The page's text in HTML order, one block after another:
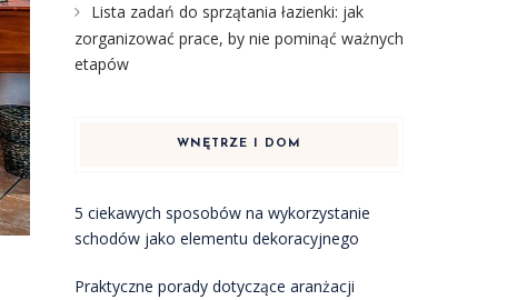
Lista zadań do sprzątania łazienki: jak
zorganizować prace, by nie pominąć ważnych
etapów
WNĘTRZE I DOM
5 ciekawych sposobów na wykorzystanie
schodów jako elementu dekoracyjnego
Praktyczne porady dotyczące aranżacji